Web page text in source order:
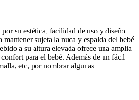
por su estética, facilidad de uso y diseño
mantener sujeta la nuca y espalda del bebé
a su altura elevada ofrece una amplia
para el bebé. Además de un fácil
etc, por nombrar algunas